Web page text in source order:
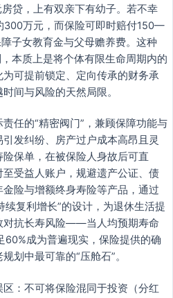
贷，上有双亲下有幼子。若不幸
300万元，而保险可即时赔付150—
子女教育金与父母赡养费。这种
本质上是将个体有限生命周期内的
可提前锁定、定向传承的财务承
间与风险的天然局限。
任的“精密阀门”，兼顾保障功能与
发纠纷、房产过户成本高昂且灵
保单，在被保险人身故后可直
受益人账户，规避遗产公证、债
险与增额终身寿险等产品，通过
续复利增长”的设计，为退休生活提
对抗长寿风险——当人均预期寿命
成为普遍现实，保险提供的确
划中最可靠的“压舱石”。
：不可将保险混同于投资（分红